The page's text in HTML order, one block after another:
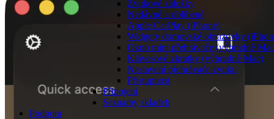
Zvukové záložky
Nedávné a oblíbené
Apple CarPlay (iPhone)
Widgety domovské obrazovky
Okno mini přehrávače (výhradně
Klávesové zkratky (výhradně Mac)
Nastavení přehrávače zvuku
Přístupnost
Připojení
Seznamy skladeb
Podpora